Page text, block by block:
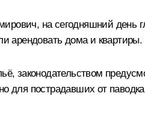
на сегодняшний день
арендовать дома и
законодательством
для пострадавших от